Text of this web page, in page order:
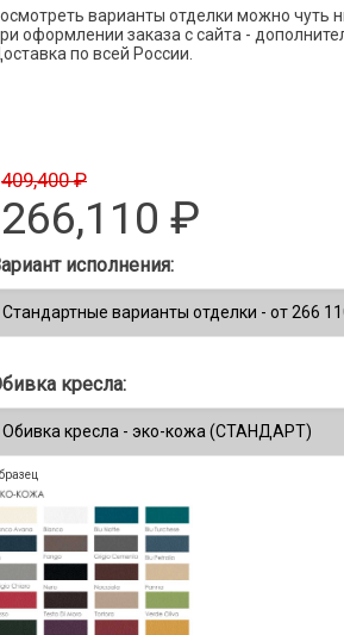
варианты отделки можно чуть
оформлении заказа с сайта -
по всей России.
409,400 ₽
266,110 ₽
исполнения:
кресла: